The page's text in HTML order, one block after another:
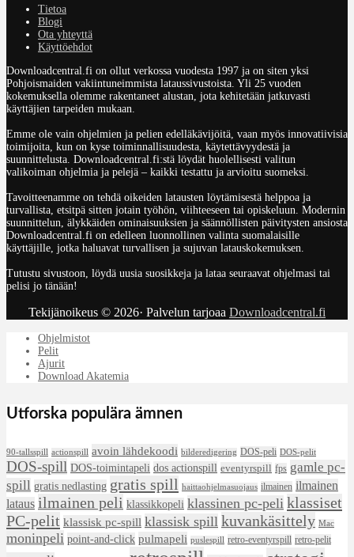
Tietoa
Blogi
Ota yhteyttä
Käyttöehdot
Downloadcentral.fi on ollut verkossa vuodesta 1997 ja on siten yksi
Pohjoismaiden vakiintuneimmista lataussivustoista. Yli 25 vuoden
kokemuksella olemme rakentaneet alustan, jota kehitetään jatkuvasti
käyttäjien tarpeiden mukaan.
Emme ole vain ohjelmien ja pelien edelläkävijöitä, vaan myös innovatiivisia
toimijoita, kun on kyse toiminnallisuudesta, käytettävyydestä ja
suunnittelusta. Downloadcentral.fi:stä löydät huolellisesti valitun
valikoiman ohjelmia ja pelejä – kaikki testattu ja arvioitu suomeksi.
Tavoitteenamme on tehdä oikeiden latausten löytämisestä helppoa ja
turvallista, etsitpä sitten jotain työhön, viihteeseen tai opiskeluun. Modernin
suunnittelun, älykkäiden ominaisuuksien ja säännöllisten päivitysten ansiosta
Downloadcentral.fi on edelleen luonnollinen valinta suomalaisille
käyttäjille, jotka haluavat turvallisen ja sujuvan latauskokemuksen.
Tutustu sivustoon, löydä uusia suosikkeja ja lataa seuraavat ohjelmasi tai
pelisi jo tänään!
Tekijänoikeus © 2026· Palvelun tarjoaa Downloadcentral.fi
Ohjelmistot
Pelit
Ajurit
Download Akatemia
Utforska populära ämnen
90-tallsspill actionspill avoin lähdekoodi bilderedigering DOS-peli DOS-pelit
DOS-spill DOS-toimintapeli dos actionspill eventyrspill fps gamle pc-
spill gratis nedlasting gratis spill haittaohjelmasuojaus ilmainen ilmainen
lataus ilmainen peli klassikkopeli klassinen pc-peli klassiset
PC-pelit klassisk pc-spill klassisk spill kuvankäsittely Mac
moninpeli point-and-click pulmapeli puslespill retro-eventyrspill retro-pelit